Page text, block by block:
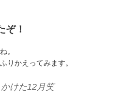
ぞ！
。
りかえってみます。
けた12月笑